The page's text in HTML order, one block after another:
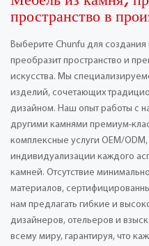
пространство в
Выберите Chunfu для
преобразит пространство и
искусства. Мы
изделий, сочетающих
дизайном. Наш опыт работы с
другими камнями премиум-
комплексные услуги OEM/
индивидуализации каждого
камней. Отсутствие
материалов,
нам предлагать гибкие и
дизайнеров, отельеров и
всему миру, гарантируя, что